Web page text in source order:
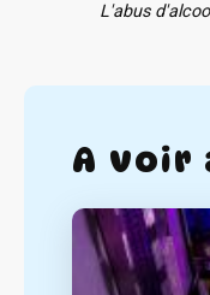
L'abus
A voir